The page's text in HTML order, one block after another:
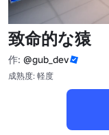
致命的な猿
作: @gub_dev
成熟度: 軽度